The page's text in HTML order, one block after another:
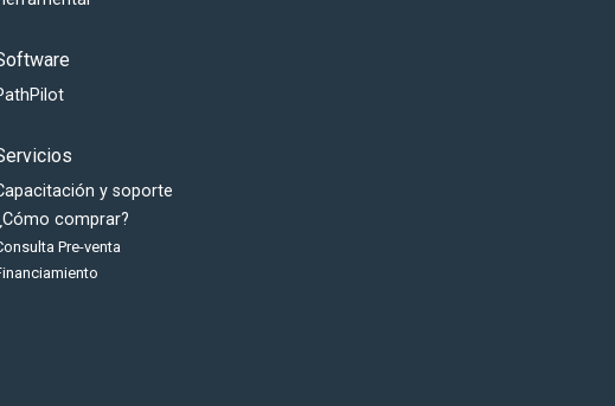
y soporte
comprar?
Pre-venta